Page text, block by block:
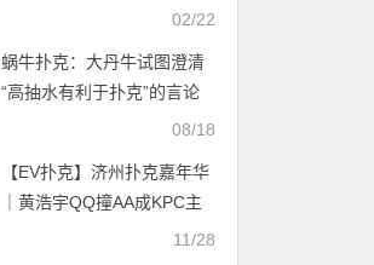
02/22
蜗牛扑克：大丹牛试图澄清
“高抽水有利于扑克”的言论
08/18
【EV扑克】济州扑克嘉年华
｜黄浩宇QQ撞AA成KPC主
赛泡沫，Welson林威丞领跑
11/28